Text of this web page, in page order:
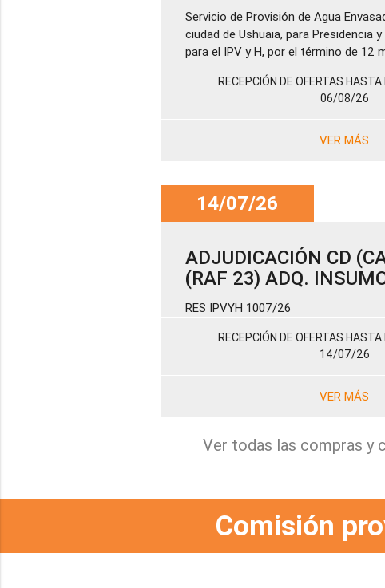
Servicio de Provisión de Agua
ciudad de Ushuaia, para Presidencia
para el IPV y H, por el término de 12
RECEPCIÓN DE OFERTAS
06/08/26
VER MÁS
14/07/26
ADJUDICACIÓN CD
(RAF 23) ADQ.
RES IPVYH 1007/26
RECEPCIÓN DE OFERTAS
14/07/26
VER MÁS
Ver todas las compras y
Comisión